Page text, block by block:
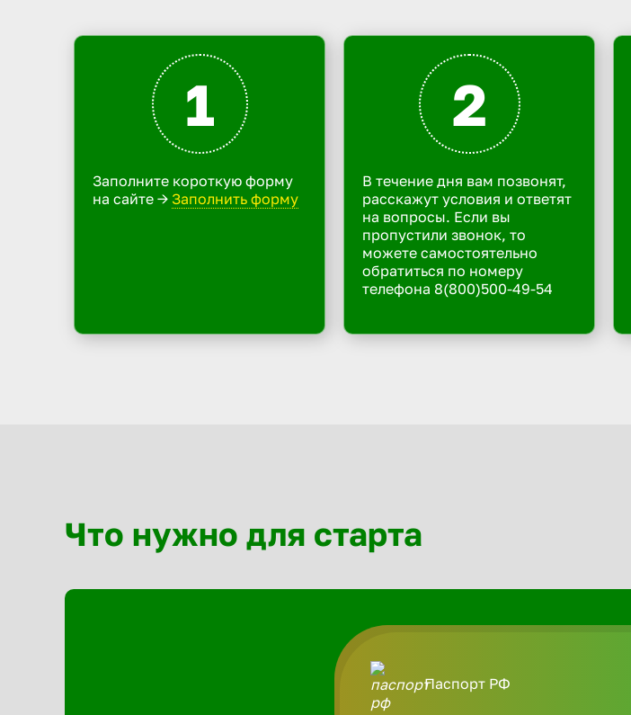
1
Заполните короткую форму
на сайте -> Заполнить форму
2
В течение дня вам позвонят,
расскажут условия и ответят
на вопросы. Если вы
пропустили звонок, то
можете самостоятельно
обратиться по номеру
телефона 8(800)500-49-54
Что нужно для старта
Паспорт РФ